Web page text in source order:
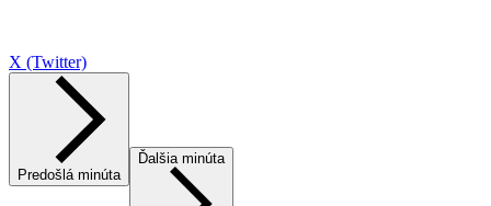
X (Twitter)
Predošlá minúta
Ďalšia minúta